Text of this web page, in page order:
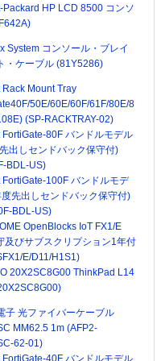
Packard HP LCD 8500 コンソ
System コンソール・ブレイ
・ケーブル (81Y5286)
Rack Mount Tray
50E/60E/60F/61F/80E/8
(SP-RACKTRAY-02)
FortiGate-80F バンドルモデル
出しセンドバック保守付)
BDL-US)
FortiGate-100F バンドルモデ
度先出しセンドバック保守付)
BDL-US)
OpenBlocks IoT FX1/E
及びサブスクリプション1年付
E/D11/H1S1)
20X2SC8G00 ThinkPad L14
子 光ファイバーケーブル
MM62.5 1m (AFP2-
62-01)
FortiGate-40F バンドルモデル